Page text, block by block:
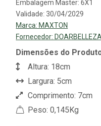
Embalagem Master: 6X1
Validade: 30/04/2029
Marca: MAXTON
Fornecedor:
Dimensões do
Altura: 18cm
Largura: 5cm
Comprimento: 7cm
Peso: 0,145Kg